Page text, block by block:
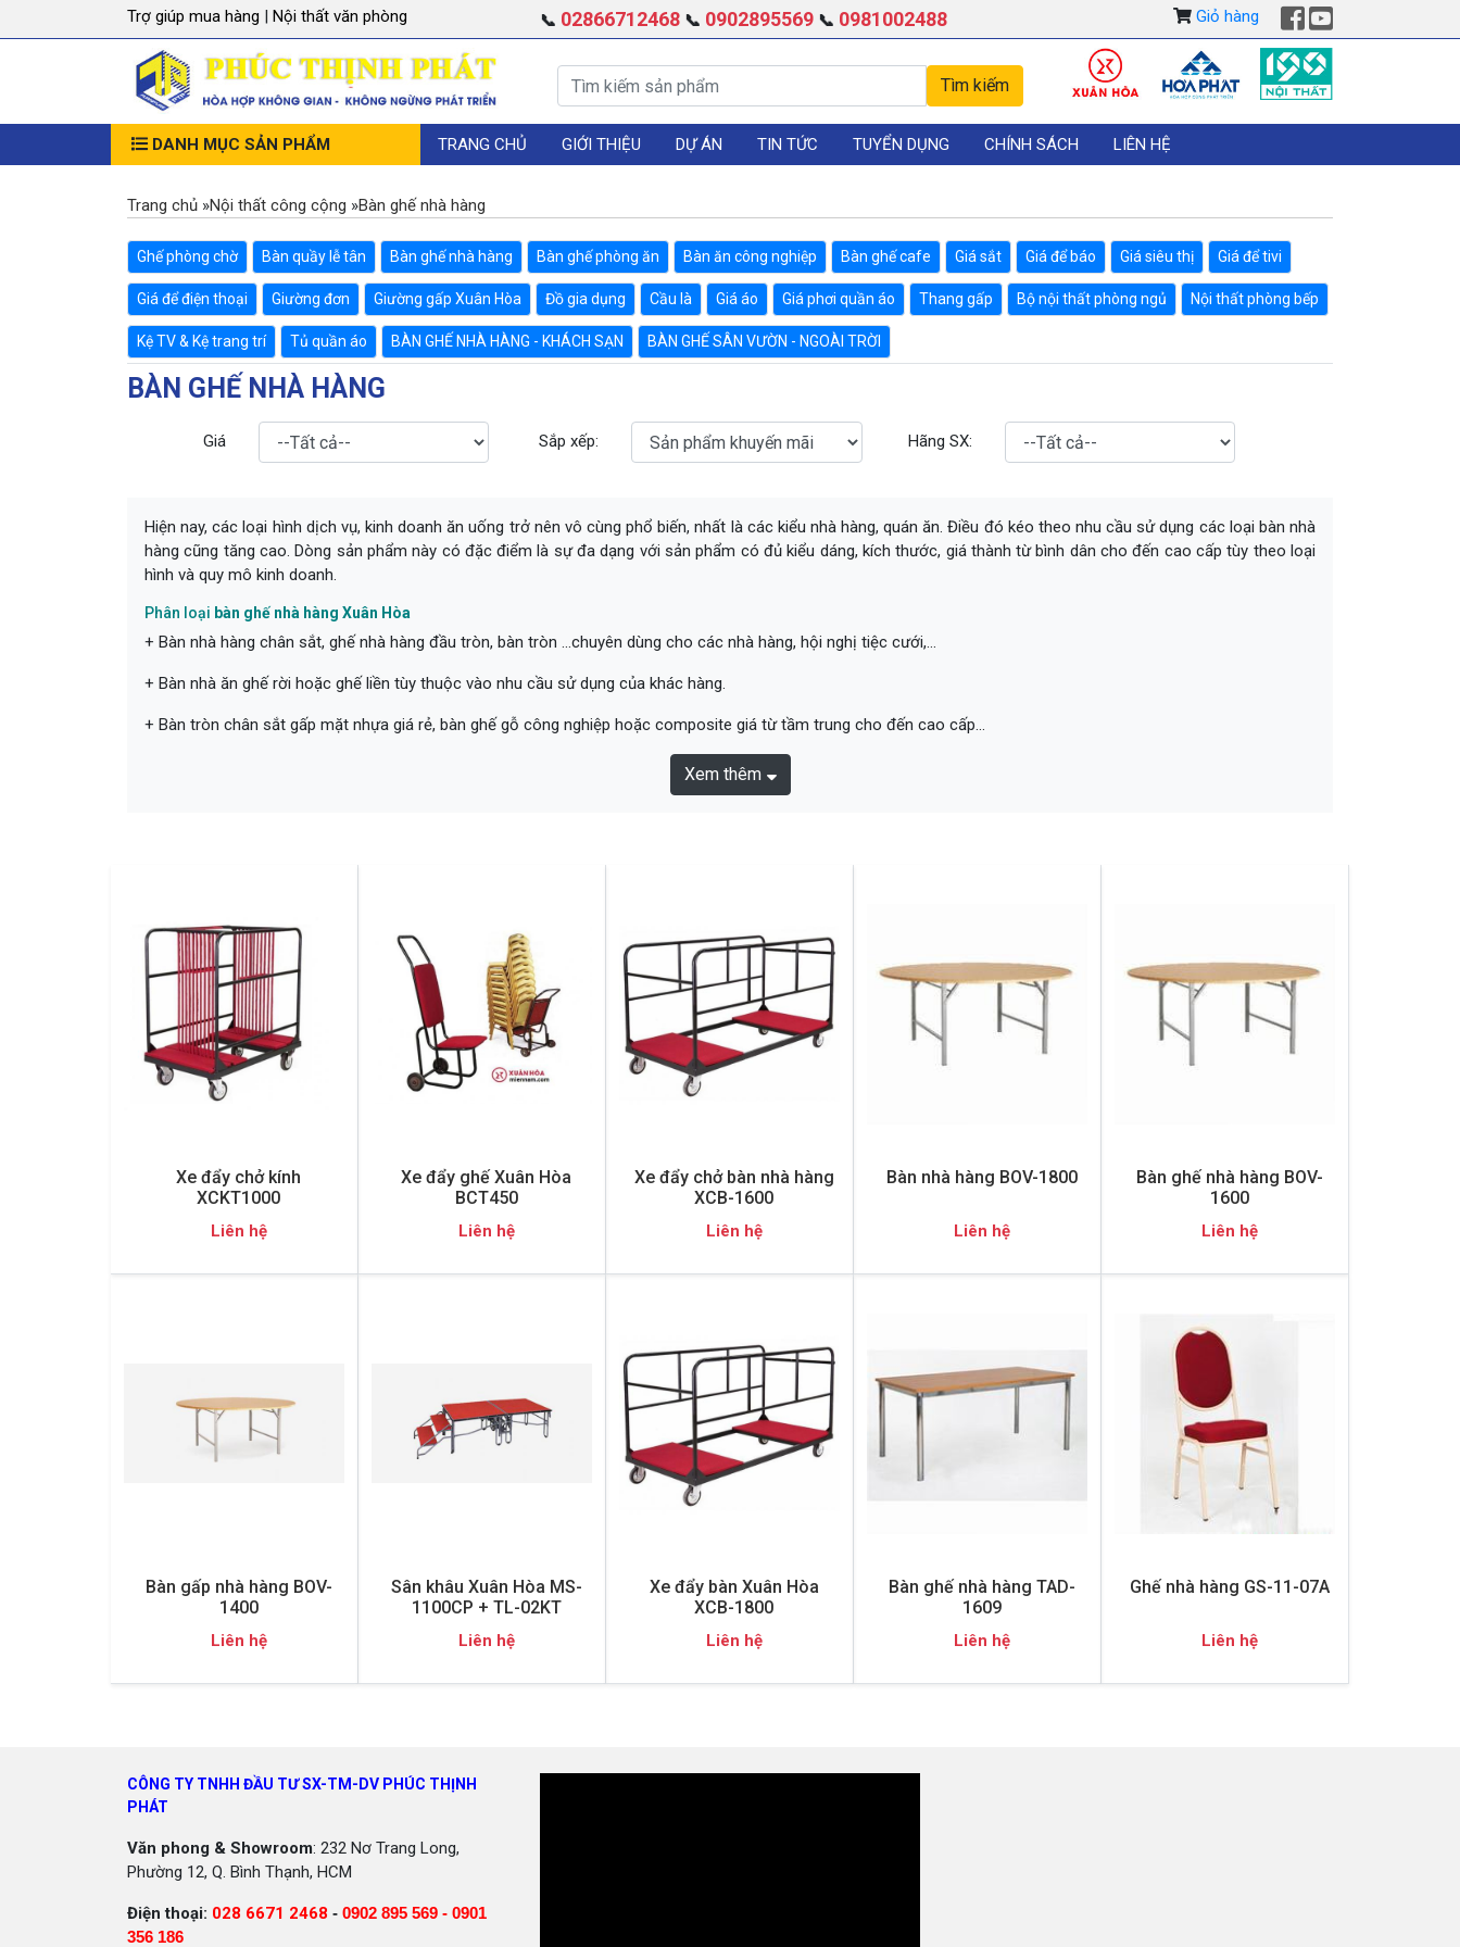
Trợ giúp mua hàng | Nội thất văn phòng 📞 02866712468 📞 0902895569 📞 0981002488 Giỏ hàng
DANH MỤC SẢN PHẨM TRANG CHỦ GIỚI THIỆU DỰ ÁN TIN TỨC TUYỂN DỤNG CHÍNH SÁCH LIÊN HỆ
Trang chủ »Nội thất công cộng »Bàn ghế nhà hàng
Ghế phòng chờ Bàn quầy lễ tân Bàn ghế nhà hàng Bàn ghế phòng ăn Bàn ăn công nghiệp Bàn ghế cafe Giá sắt Giá để báo Giá siêu thị Giá để tivi
Giá để điện thoại Giường đơn Giường gấp Xuân Hòa Đồ gia dụng Cầu là Giá áo Giá phơi quần áo Thang gấp Bộ nội thất phòng ngủ Nội thất phòng bếp
Kệ TV & Kệ trang trí Tủ quần áo BÀN GHẾ NHÀ HÀNG - KHÁCH SẠN BÀN GHẾ SÂN VƯỜN - NGOÀI TRỜI
BÀN GHẾ NHÀ HÀNG
Giá Sắp xếp: Hãng SX:
Hiện nay, các loại hình dịch vụ, kinh doanh ăn uống trở nên vô cùng phổ biến, nhất là các kiểu nhà hàng, quán ăn. Điều đó kéo theo nhu cầu sử dụng các loại bàn nhà
hàng cũng tăng cao. Dòng sản phẩm này có đặc điểm là sự đa dạng với sản phẩm có đủ kiểu dáng, kích thước, giá thành từ bình dân cho đến cao cấp tùy theo loại
hình và quy mô kinh doanh.
Phân loại bàn ghế nhà hàng Xuân Hòa
+ Bàn nhà hàng chân sắt, ghế nhà hàng đầu tròn, bàn tròn ...chuyên dùng cho các nhà hàng, hội nghị tiệc cưới,...
+ Bàn nhà ăn ghế rời hoặc ghế liền tùy thuộc vào nhu cầu sử dụng của khác hàng.
+ Bàn tròn chân sắt gấp mặt nhựa giá rẻ, bàn ghế gỗ công nghiệp hoặc composite giá từ tầm trung cho đến cao cấp...
Xem thêm
Xe đẩy chở kính
XCKT1000
Liên hệ
Xe đẩy ghế Xuân Hòa
BCT450
Liên hệ
Xe đẩy chở bàn nhà hàng
XCB-1600
Liên hệ
Bàn nhà hàng BOV-1800
Liên hệ
Bàn ghế nhà hàng BOV-
1600
Liên hệ
Bàn gấp nhà hàng BOV-
1400
Liên hệ
Sân khâu Xuân Hòa MS-
1100CP + TL-02KT
Liên hệ
Xe đẩy bàn Xuân Hòa
XCB-1800
Liên hệ
Bàn ghế nhà hàng TAD-
1609
Liên hệ
Ghế nhà hàng GS-11-07A
Liên hệ
CÔNG TY TNHH ĐẦU TƯ SX-TM-DV PHÚC THỊNH
PHÁT
Văn phong & Showroom: 232 Nơ Trang Long,
Phường 12, Q. Bình Thạnh, HCM
Điện thoại: 028 6671 2468 - 0902 895 569 - 0901
356 186